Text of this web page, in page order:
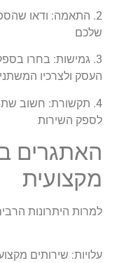
2. התאמה: ודאו
שלכם
3. גמישות: בחרו
העסק ולצרכיו
4. תקשורת: חשוב
לספק השירות
האתגרים
מקצועית
למרות היתרונות
עלויות: שירותים